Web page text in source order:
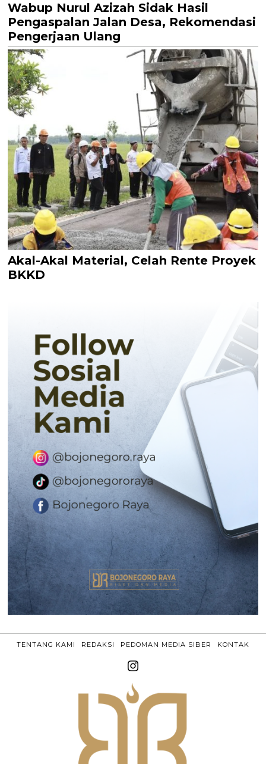
Wabup Nurul Azizah Sidak Hasil
Pengaspalan Jalan Desa, Rekomendasi
Pengerjaan Ulang
Akal-Akal Material, Celah Rente Proyek
BKKD
TENTANG KAMI REDAKSI PEDOMAN MEDIA SIBER KONTAK